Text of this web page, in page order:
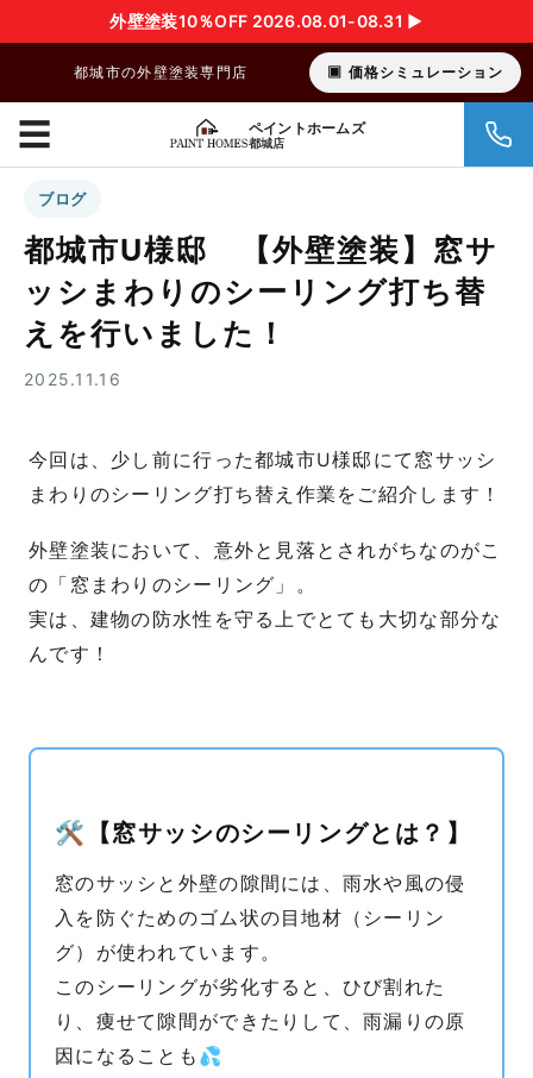
外壁塗装10％OFF 2026.08.01-08.31 ▶︎
都城市の外壁塗装専門店 価格シミュレーション
ペイントホームズ
都城店
☰
ブログ
都城市U様邸 【外壁塗装】窓サ
ッシまわりのシーリング打ち替
えを行いました！
2025.11.16
今回は、少し前に行った都城市U様邸にて窓サッシ
まわりのシーリング打ち替え作業をご紹介します！
外壁塗装において、意外と見落とされがちなのがこ
の「窓まわりのシーリング」。
実は、建物の防水性を守る上でとても大切な部分な
んです！
🛠️【窓サッシのシーリングとは？】
窓のサッシと外壁の隙間には、雨水や風の侵
入を防ぐためのゴム状の目地材（シーリン
グ）が使われています。
このシーリングが劣化すると、ひび割れた
り、痩せて隙間ができたりして、雨漏りの原
因になることも💦